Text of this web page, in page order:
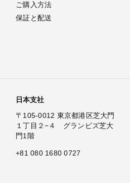
ご購入方法
保証と配送
日本支社
〒105-0012 東京都港区芝大門
１丁目２−４ グランビズ芝大
門1階
+81 080 1680 0727